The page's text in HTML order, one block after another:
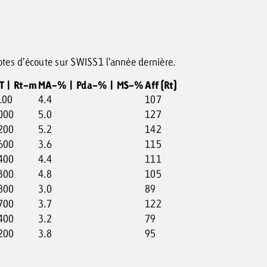
d’écoute sur SWISS1 l’année dernière.
| Rt-mMA-% | Pda-% | MS-%Aff (Rt)
4.4
107
5.0
127
5.2
142
3.6
115
4.4
111
4.8
105
3.0
89
3.7
122
3.2
79
3.8 95